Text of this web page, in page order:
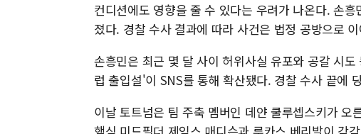
컨디션에도 영향을 줄 수 있다는 우려가 나온다. 손
졌다. 경찰 수사 결과에 따라 사건은 법정 공방으로
손흥민은 최근 몇 달 사이 허위사실 유포와 공갈 시
럽 출입설'이 SNS를 통해 확산됐다. 경찰 수사 끝에
이날 토트넘은 팀 주축 멤버인 데얀 쿨루셉스키가